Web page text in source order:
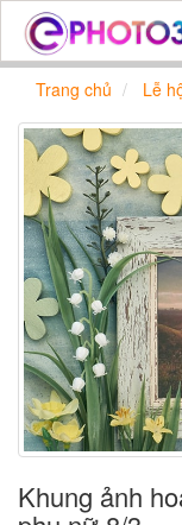
Trang chủ Lễ
Khung ảnh